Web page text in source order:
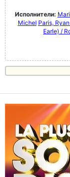
Исполнители:
Michel Paris,
Earle) /